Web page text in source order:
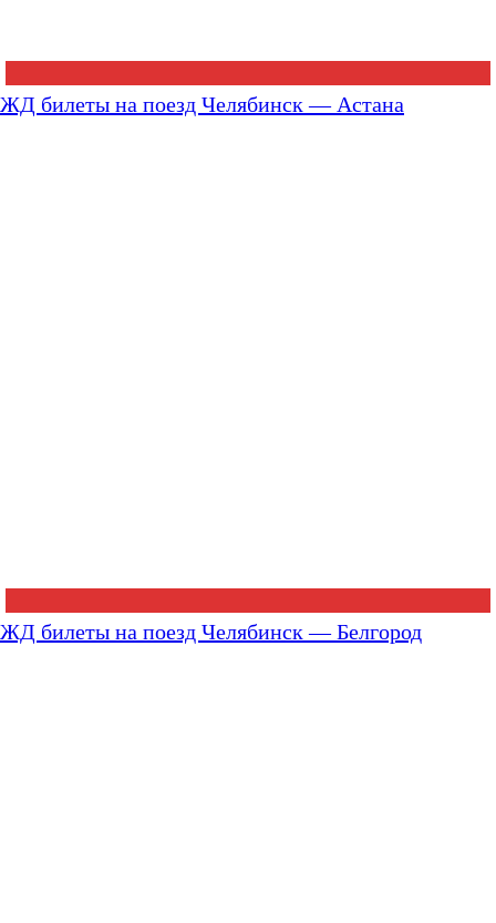
ЖД билеты на поезд Челябинск — Астана
ЖД билеты на поезд Челябинск — Белгород